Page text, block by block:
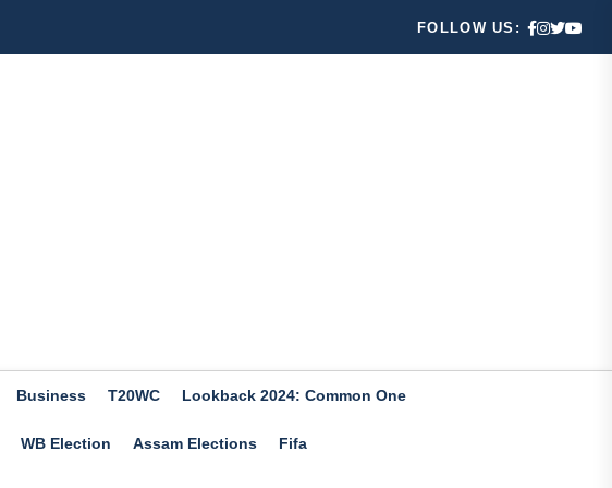
FOLLOW US:
Business T20WC Lookback 2024: Common One
WB Election Assam Elections Fifa